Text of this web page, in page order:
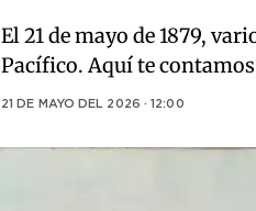
El 21 de mayo de 1879,
Pacífico. Aquí te
21 DE MAYO DEL 2026 · 12:00